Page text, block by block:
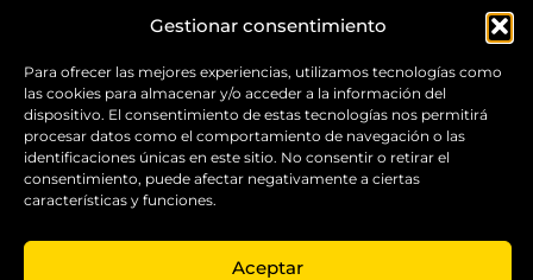
Gestionar consentimiento
Para ofrecer las mejores experiencias, utilizamos tecnologías como
las cookies para almacenar y/o acceder a la información del
dispositivo. El consentimiento de estas tecnologías nos permitirá
procesar datos como el comportamiento de navegación o las
identificaciones únicas en este sitio. No consentir o retirar el
consentimiento, puede afectar negativamente a ciertas
características y funciones.
Aceptar
deportivos
para todas las
disciplinas,
garantizando
la calidad y el
de contacto
Mapa del
sitio